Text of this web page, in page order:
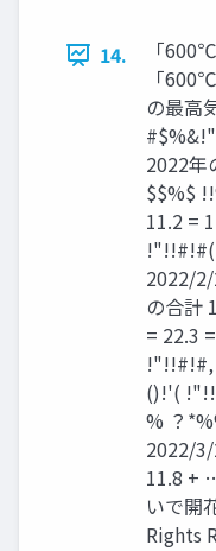
14.
「
「
の最高
2022
$$%$
11.2 =
2022/
の合計
= 22.3
!"!!#!#,
()!'(
% ？
2022/
11.8 +
いで開
Rights